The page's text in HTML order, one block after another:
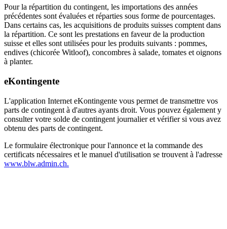
Pour la répartition du contingent, les importations des années
précédentes sont évaluées et réparties sous forme de pourcentages.
Dans certains cas, les acquisitions de produits suisses comptent dans
la répartition. Ce sont les prestations en faveur de la production
suisse et elles sont utilisées pour les produits suivants : pommes,
endives (chicorée Witloof), concombres à salade, tomates et oignons
à planter.
eKontingente
L'application Internet eKontingente vous permet de transmettre vos
parts de contingent à d'autres ayants droit. Vous pouvez également y
consulter votre solde de contingent journalier et vérifier si vous avez
obtenu des parts de contingent.
Le formulaire électronique pour l'annonce et la commande des
certificats nécessaires et le manuel d'utilisation se trouvent à l'adresse
www.blw.admin.ch.